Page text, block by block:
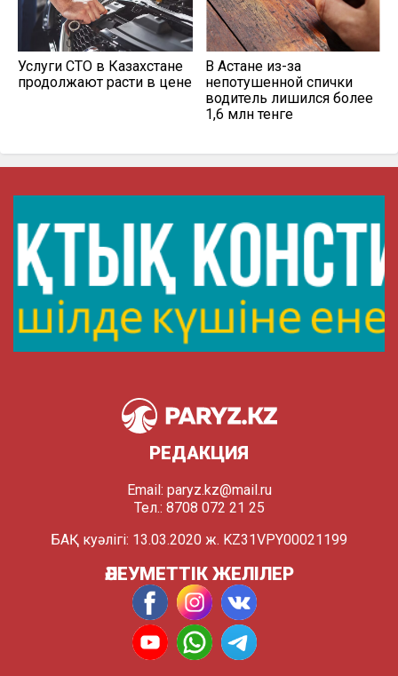
Услуги СТО в Казахстане
продолжают расти в цене
В Астане из-за
непотушенной спички
водитель лишился более
1,6 млн тенге
РЕДАКЦИЯ
Email: paryz.kz@mail.ru
Тел.: 8708 072 21 25
БАҚ куәлігі: 13.03.2020 ж. KZ31VPY00021199
ӘЛЕУМЕТТІК ЖЕЛІЛЕР